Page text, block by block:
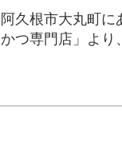
阿久根市大丸町に
かつ専門店」より